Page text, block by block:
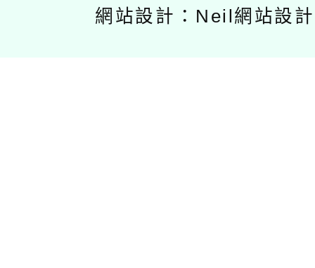
網站設計：Neil網站設